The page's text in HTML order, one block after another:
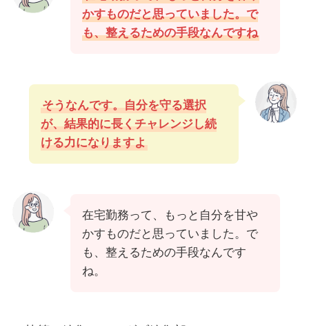
かすものだと思っていました。で
も、整えるための手段なんですね
そうなんです。自分を守る選択
が、結果的に長くチャレンジし続
ける力になりますよ
在宅勤務って、もっと自分を甘や
かすものだと思っていました。で
も、整えるための手段なんです
ね。